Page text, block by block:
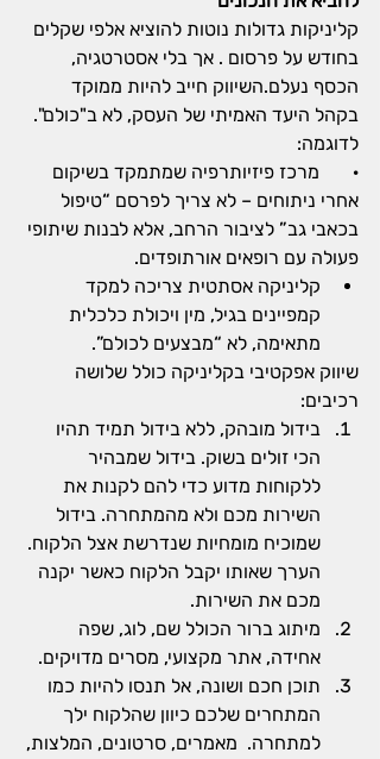
קליניקות גדולות נוטות להוציא אלפי שקלים
בחודש על פרסום . אך בלי אסטרטגיה,
הכסף נעלם.השיווק חייב להיות ממוקד
בקהל היעד האמיתי של העסק, לא ב"כולם".
לדוגמה:
·       מרכז פיזיותרפיה שמתמקד בשיקום
אחרי ניתוחים – לא צריך לפרסם “טיפול
בכאבי גב” לציבור הרחב, אלא לבנות שיתופי
פעולה עם רופאים אורתופדים.
קליניקה אסתטית צריכה למקד
קמפיינים בגיל, מין ויכולת כלכלית
מתאימה, לא “מבצעים לכולם”.
שיווק אפקטיבי בקליניקה כולל שלושה
רכיבים:
בידול מובהק, ללא בידול תמיד תהיו
הכי זולים בשוק. בידול שמבהיר
ללקוחות מדוע כדי להם לקנות את
השירות מכם ולא מהמתחרה. בידול
שמוכיח מומחיות שנדרשת אצל הלקוח.
הערך שאותו יקבל הלקוח כאשר יקנה
מכם את השירות.
מיתוג ברור הכולל שם, לוג, שפה
אחידה, אתר מקצועי, מסרים מדויקים.
תוכן חכם ושונה, אל תנסו להיות כמו
המתחרים שלכם כיוון שהלקוח ילך
למתחרה.  מאמרים, סרטונים, המלצות,